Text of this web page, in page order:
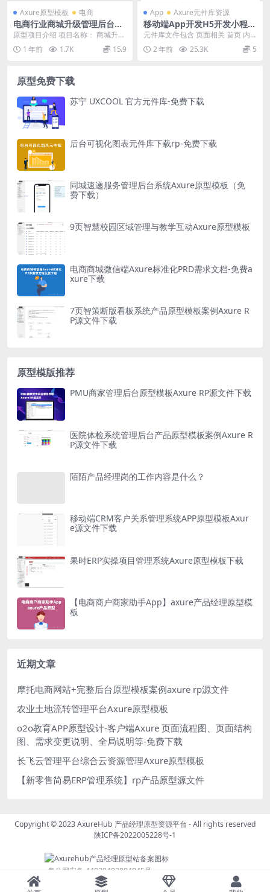
Axure原型模板 电商
电商行业商城升级管理后台Ax
ure原型模板
原型项目介绍 项目名称： 商城升级
系统 原型文档包含内容： 升级页
面：包含商城升...
1 年前 1.7K 15.9
App Axure元件库资源
移动端App开发H5开发小程序
原型基础样式库组件库
元件库文件包含 页面相关 首页 内
页 排行榜页 弹窗 活动规则 排行榜
有奖品 ...
2 年前 25.3K 5
原型免费下载
苏宁 UXCOOL 官方元件库-免费下载
后台可视化图表元件库下载rp-免费下载
同城速递服务管理后台系统Axure原型模板（免
费下载）
9页智慧校园区域管理与教学互动Axure原型模板
电商商城微信端Axure标准化PRD需求文档-免费a
xure下载
7页智策断版看板系统产品原型模板案例Axure R
P源文件下载
原型模版推荐
PMU商家管理后台原型模板Axure RP源文件下载
医院体检系统管理后台产品原型模板案例Axure R
P源文件下载
陌陌产品经理岗的工作内容是什么？
移动端CRM客户关系管理系统APP原型模板Axur
e源文件下载
果时ERP实操项目管理系统Axure原型模板下载
【电商商户商家助手App】axure产品经理原型模
板
近期文章
摩托电商网站+完整后台原型模板案例axure rp源文件
农业土地流转管理平台Axure原型模板
o2o教育APP原型设计-客户端Axure 页面流程图、页面结构
图、需求变更说明、全局说明等-免费下载
长飞云管理平台综合云资源管理Axure原型模板
【新零售简易ERP管理系统】rp产品原型源文件
Copyright © 2023AxureHub 产品经理原型资源平台 - All rights reserved
陕ICP备2022005228号-1
粤公网安备 44030402004845号